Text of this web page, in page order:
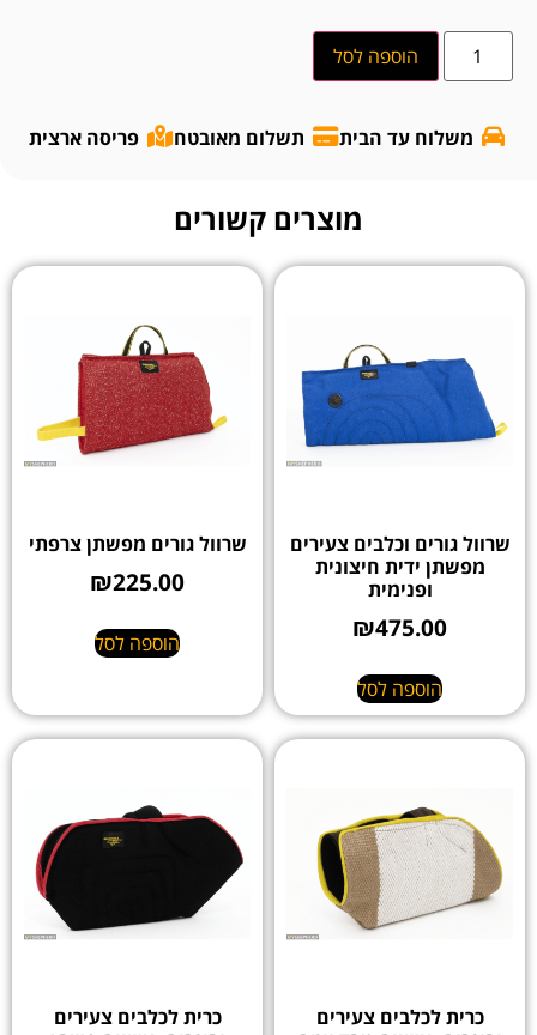
הוספה לסל
משלוח עד הבית תשלום מאובטח פריסה ארצית
מוצרים קשורים
שרוול גורים וכלבים צעירים
מפשתן ידית חיצונית
ופנימית
₪475.00
הוספה לסל
שרוול גורים מפשתן צרפתי
₪225.00
הוספה לסל
כרית לכלבים צעירים
כרית לכלבים צעירים